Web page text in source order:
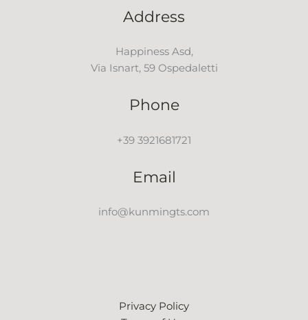
Address
Happiness Asd,
Via Isnart, 59 Ospedaletti
Phone
+39 3921681721
Email
info@kunmingts.com
Privacy Policy